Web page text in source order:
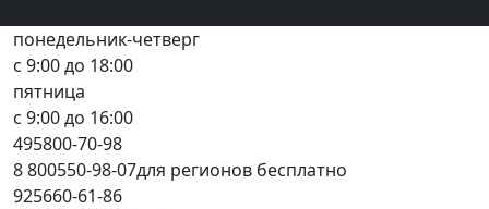
понедельник-четверг
с 9:00 до 18:00
пятница
с 9:00 до 16:00
495800-70-98
8 800550-98-07для регионов бесплатно
925660-61-86